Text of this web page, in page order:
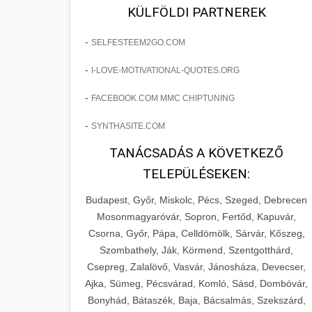
sebészeti praxisban.
páciensszám növekedés
os Növekedést
Lépésről lépésre marketing tervrajz,
eredményezett. Ismerje meg a
szonyegtisztito.net
marketing stratégiai tervrajz
os Növekedésének
Története
Teljes dokumentáció egy klinika
átalakulási útjáról, bemutatva az utat a
küzdő praxistól a virágzó vállalkozásig
150%-os növekedéssel.
szonyegtakaritas.org
klinika átalakulási történet
🎪 18. Szemhéjplasztika
Iránti Érdeklődés 150%-
Technikák és módszerek a páciensek
érdeklődésének és elkötelezettségének
drámai növeléséhez. Egy 150%-os
fellendülési esettanulmány gyakorlati
betekintésekkel.
🎮 19. AI Google Ads és
Meta Kampány Kezelés +
Fejlett AI-alapú Google Ads és Meta
hirdetési kampánykezelés.
KÜLFÖLDI PARTNEREK
- SELFESTEEM2GO.COM
- I-LOVE-MOTIVATIONAL-QUOTES.ORG
- FACEBOOK.COM MMC CHIPTUNING
- SYNTHASITE.COM
TANÁCSADÁS A KÖVETKEZŐ
TELEPÜLÉSEKEN:
Budapest, Győr, Miskolc, Pécs, Szeged, Debrecen
Mosonmagyaróvár, Sopron, Fertőd, Kapuvár,
Csorna, Győr, Pápa, Celldömölk, Sárvár, Kőszeg,
Szombathely, Ják, Körmend, Szentgotthárd,
Csepreg, Zalalövő, Vasvár, Jánosháza, Devecser,
Ajka, Sümeg, Pécsvárad, Komló, Sásd, Dombóvár,
Bonyhád, Bátaszék, Baja, Bácsalmás, Szekszárd,